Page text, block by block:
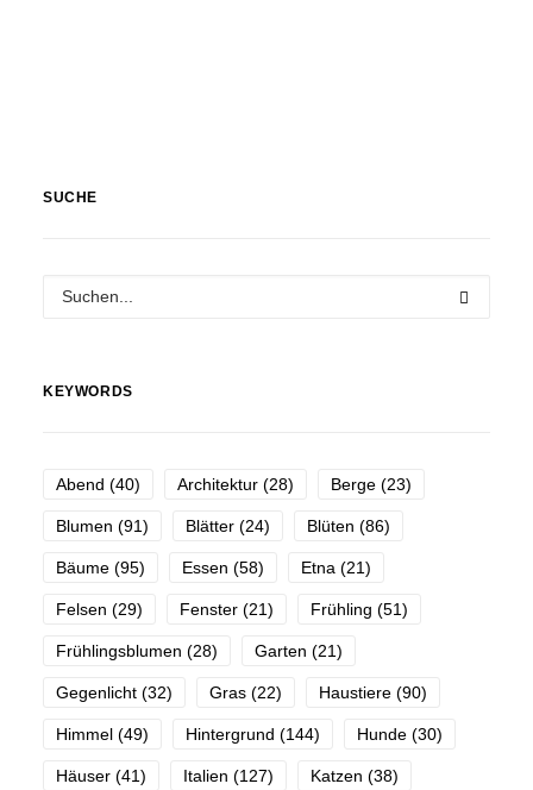
SUCHE
KEYWORDS
Abend (40) Architektur (28) Berge (23)
Blumen (91) Blätter (24) Blüten (86)
Bäume (95) Essen (58) Etna (21)
Felsen (29) Fenster (21) Frühling (51)
Frühlingsblumen (28) Garten (21)
Gegenlicht (32) Gras (22) Haustiere (90)
Himmel (49) Hintergrund (144) Hunde (30)
Häuser (41) Italien (127) Katzen (38)